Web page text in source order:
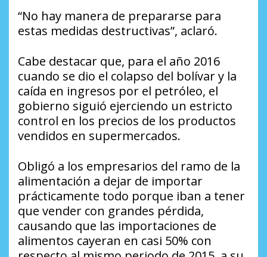
“No hay manera de prepararse para
estas medidas destructivas”, aclaró.
Cabe destacar que, para el año 2016
cuando se dio el colapso del bolívar y la
caída en ingresos por el petróleo, el
gobierno siguió ejerciendo un estricto
control en los precios de los productos
vendidos en supermercados.
Obligó a los empresarios del ramo de la
alimentación a dejar de importar
prácticamente todo porque iban a tener
que vender con grandes pérdida,
causando que las importaciones de
alimentos cayeran en casi 50% con